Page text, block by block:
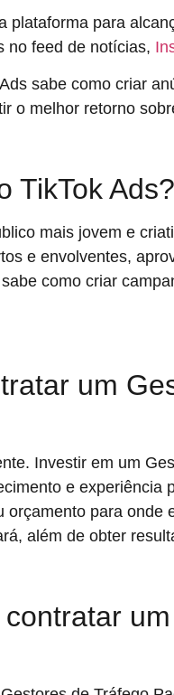
plataforma para
no feed de notícias,
sabe como criar
o melhor retorno
TikTok Ads?
mais jovem e
e envolventes,
como criar
um
Investir em um
e experiência
orçamento para onde
além de obter